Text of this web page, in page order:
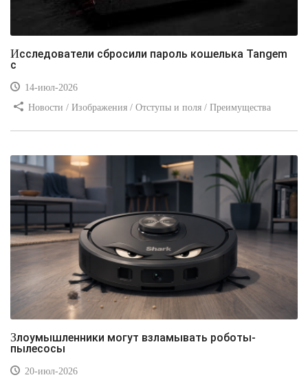
Исследователи сбросили пароль кошелька Tangem
с
14-июл-2026
Новости / Изображения / Отступы и поля / Преимущества
Злоумышленники могут взламывать роботы-
пылесосы
20-июл-2026